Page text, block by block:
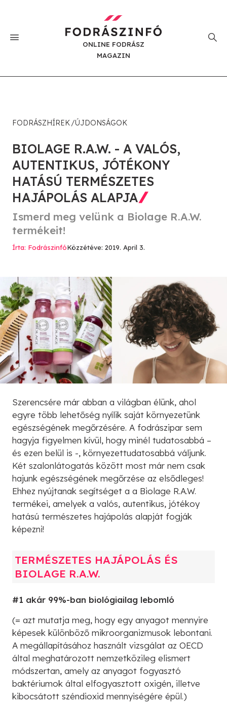
ONLINE FODRÁSZ
MAGAZIN
FODRÁSZHÍREK ÚJDONSÁGOK
BIOLAGE R.A.W. - A VALÓS,
AUTENTIKUS, JÓTÉKONY
HATÁSÚ TERMÉSZETES
HAJÁPOLÁS ALAPJA
Ismerd meg velünk a Biolage R.A.W.
termékeit!
Írta: FodrászinfóKözzétéve: 2019. April 3.
Szerencsére már abban a világban élünk, ahol
egyre több lehetőség nyílik saját környezetünk
egészségének megőrzésére. A fodrászipar sem
hagyja figyelmen kívül, hogy minél tudatosabbá –
és ezen belül is -, környezettudatosabbá váljunk.
Két szalonlátogatás között most már nem csak
hajunk egészségének megőrzése az elsődleges!
Ehhez nyújtanak segítséget a a Biolage R.A.W.
termékei, amelyek a valós, autentikus, jótékoy
hatású természetes hajápolás alapját fogják
képezni!
TERMÉSZETES HAJÁPOLÁS ÉS
BIOLAGE R.A.W.
#1 akár 99%-ban biológiailag lebomló
(= azt mutatja meg, hogy egy anyagot mennyire
képesek különböző mikroorganizmusok lebontani.
A megállapításához használt vizsgálat az OECD
által meghatározott nemzetközileg elismert
módszertan, amely az anyagot fogyasztó
baktériumok által elfogyasztott oxigén, illetve
kibocsátott széndioxid mennyiségére épül.)